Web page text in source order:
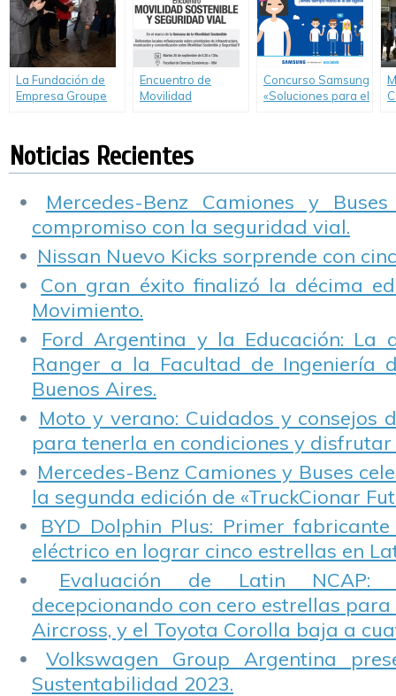
Argentina a
instituciones
técnicas de todo el
país.
La Fundación de
Empresa Groupe
estudiantes del
Instituto Técnico
Renault
Encuentro de
Movilidad
Empresa Groupe
Renault.
Concurso Samsung
«Soluciones para el
Noticias Recientes
Mercedes-Benz Camiones y
compromiso con la seguridad vial.
Nissan Nuevo Kicks sorprende con
Con gran éxito finalizó la décima
Movimiento.
Ford Argentina y la Educación: La
Ranger a la Facultad de Ingeniería
Buenos Aires.
Moto y verano: Cuidados y consejos
para tenerla en condiciones y disfrutar
Mercedes-Benz Camiones y Buses
la segunda edición de «TruckCionar
BYD Dolphin Plus: Primer
eléctrico en lograr cinco estrellas en
Evaluación de Latin NCAP:
decepcionando con cero estrellas para
Aircross, y el Toyota Corolla baja a
Volkswagen Group Argentina
Sustentabilidad 2023.